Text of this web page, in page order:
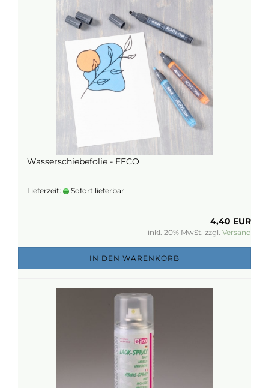
Wasserschiebefolie - EFCO
Lieferzeit: Sofort lieferbar
4,40 EUR
inkl. 20% MwSt. zzgl. Versand
IN DEN WARENKORB